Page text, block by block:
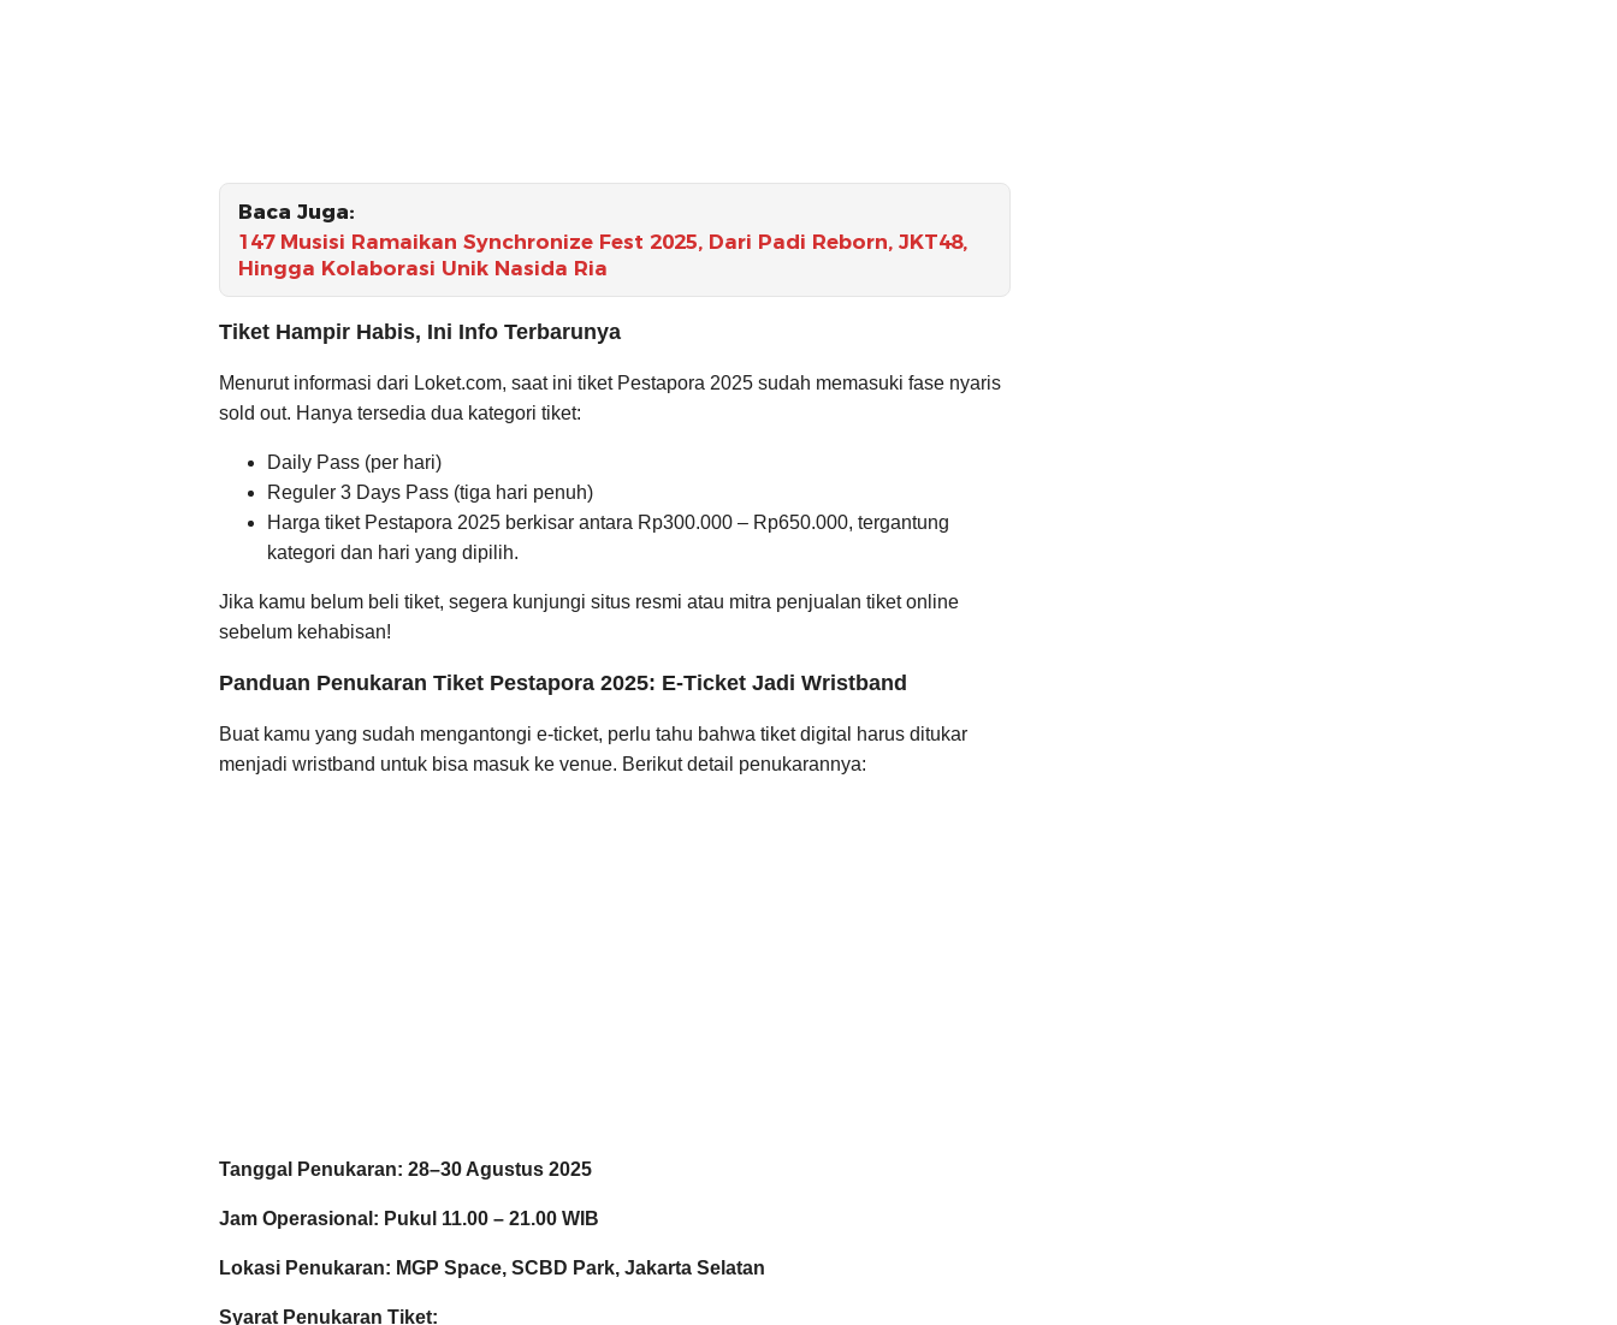
Baca Juga:
147 Musisi Ramaikan Synchronize Fest 2025, Dari Padi Reborn, JKT48,
Hingga Kolaborasi Unik Nasida Ria
Tiket Hampir Habis, Ini Info Terbarunya
Menurut informasi dari Loket.com, saat ini tiket Pestapora 2025 sudah memasuki fase nyaris
sold out. Hanya tersedia dua kategori tiket:
Daily Pass (per hari)
Reguler 3 Days Pass (tiga hari penuh)
Harga tiket Pestapora 2025 berkisar antara Rp300.000 – Rp650.000, tergantung
kategori dan hari yang dipilih.
Jika kamu belum beli tiket, segera kunjungi situs resmi atau mitra penjualan tiket online
sebelum kehabisan!
Panduan Penukaran Tiket Pestapora 2025: E-Ticket Jadi Wristband
Buat kamu yang sudah mengantongi e-ticket, perlu tahu bahwa tiket digital harus ditukar
menjadi wristband untuk bisa masuk ke venue. Berikut detail penukarannya:
Tanggal Penukaran: 28–30 Agustus 2025
Jam Operasional: Pukul 11.00 – 21.00 WIB
Lokasi Penukaran: MGP Space, SCBD Park, Jakarta Selatan
Syarat Penukaran Tiket: